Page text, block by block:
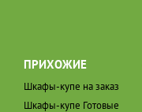
ПРИХОЖИЕ
Шкафы-купе на заказ
Шкафы-купе Готовые